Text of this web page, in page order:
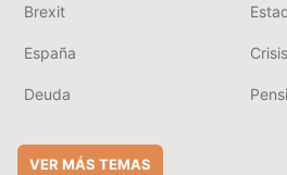
Brexit
España
Deuda
VER MÁS TEMAS